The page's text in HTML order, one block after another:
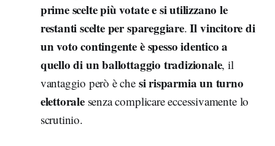
prime scelte più votate e si utilizzano le
restanti scelte per spareggiare.Il vincitore di
un voto contingente è spesso identico a
quello di un ballottaggio tradizionale, il
vantaggio però è che si risparmia un turno
elettoralesenza complicare eccessivamente lo
scrutinio.